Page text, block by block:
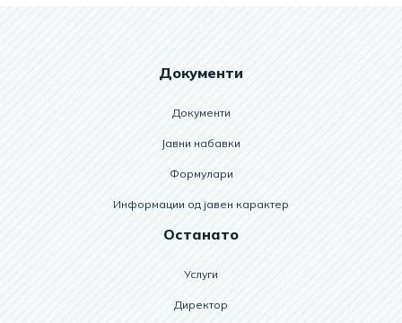
Документи
Документи
Јавни набавки
Формулари
Информации од јавен карактер
Останато
Услуги
Директор